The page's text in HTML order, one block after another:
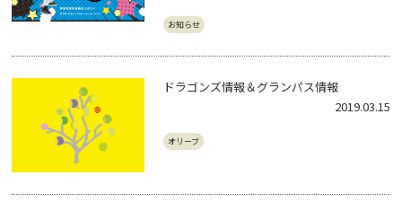
お知らせ
ドラゴンズ情報＆グランパス情報
2019.03.15
オリーブ